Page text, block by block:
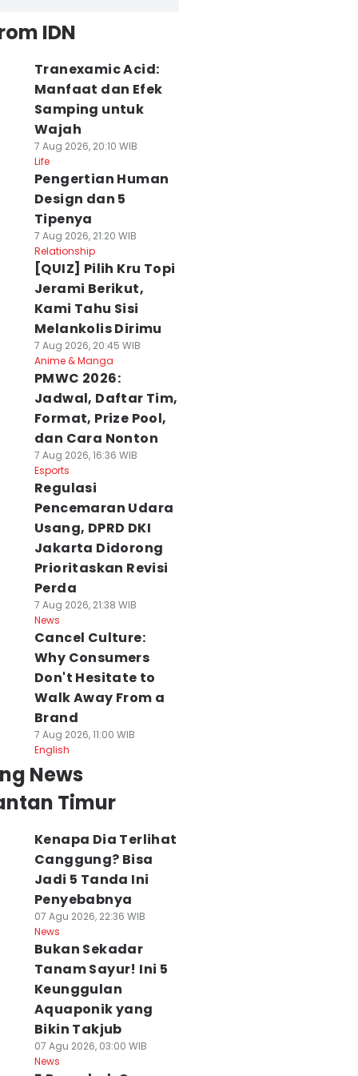
IDN
Tranexamic Acid:
Manfaat dan Efek
Samping untuk
Wajah
7 Aug 2026, 20:10 WIB
Life
Pengertian Human
Design dan 5
Tipenya
7 Aug 2026, 21:20 WIB
Relationship
[QUIZ] Pilih Kru Topi
Jerami Berikut,
Kami Tahu Sisi
Melankolis Dirimu
7 Aug 2026, 20:45 WIB
Anime & Manga
PMWC 2026:
Jadwal, Daftar Tim,
Format, Prize Pool,
dan Cara Nonton
7 Aug 2026, 16:36 WIB
Esports
Regulasi
Pencemaran Udara
Usang, DPRD DKI
Jakarta Didorong
Prioritaskan Revisi
Perda
7 Aug 2026, 21:38 WIB
News
Cancel Culture:
Why Consumers
Don't Hesitate to
Walk Away From a
Brand
7 Aug 2026, 11:00 WIB
English
News
Timur
Kenapa Dia Terlihat
Canggung? Bisa
Jadi 5 Tanda Ini
Penyebabnya
07 Agu 2026, 22:36 WIB
News
Bukan Sekadar
Tanam Sayur! Ini 5
Keunggulan
Aquaponik yang
Bikin Takjub
07 Agu 2026, 03:00 WIB
News